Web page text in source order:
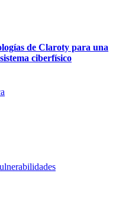
de Claroty para una
ciberfísico